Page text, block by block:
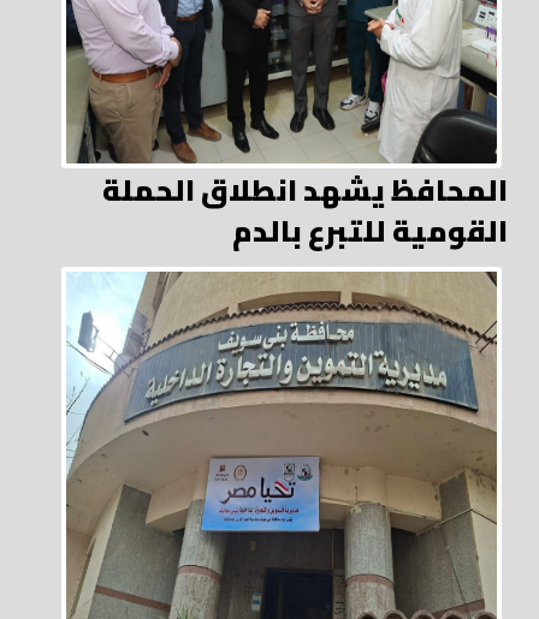
المحافظ يشهد انطلاق الحملة
القومية للتبرع بالدم